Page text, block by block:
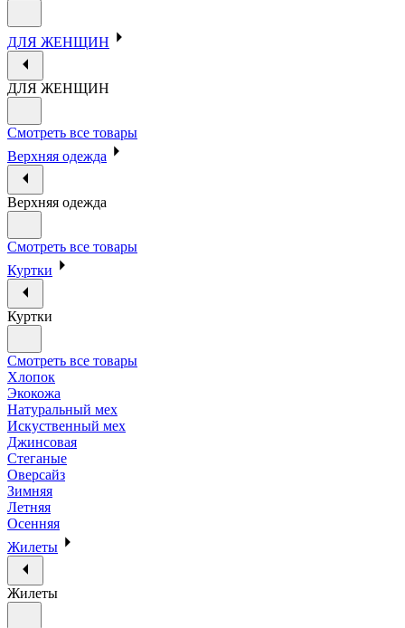
ДЛЯ ЖЕНЩИН
ДЛЯ ЖЕНЩИН
Смотреть все товары
Верхняя одежда
Верхняя одежда
Смотреть все товары
Куртки
Куртки
Смотреть все товары
Хлопок
Экокожа
Натуральный мех
Искуственный мех
Джинсовая
Стеганые
Оверсайз
Зимняя
Летняя
Осенняя
Жилеты
Жилеты